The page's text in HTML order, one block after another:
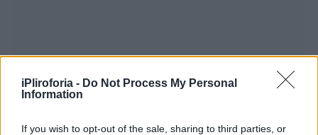
iPliroforia - Do Not Process My Personal
Information
If you wish to opt-out of the sale, sharing to third parties, or